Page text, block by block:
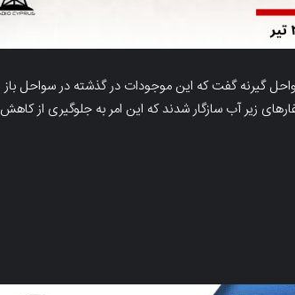
گیرنه گفت که این موجودات در گذشته در سواحل باز
زیر آب سازگار شدند که این امر به جلوگیری از کاهش